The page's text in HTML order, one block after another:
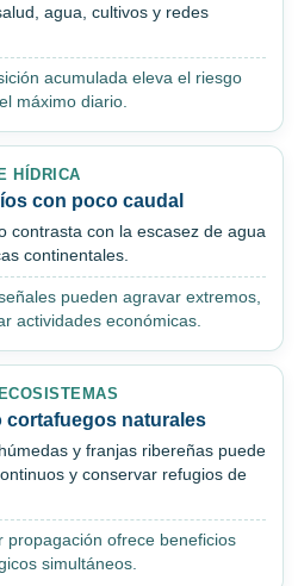
agua, cultivos y redes
acumulada eleva el riesgo
máximo diario.
HÍDRICA
con poco caudal
contrasta con la escasez de agua
continentales.
pueden agravar extremos,
actividades económicas.
cortafuegos naturales
y franjas ribereñas puede
y conservar refugios de
propagación ofrece beneficios
simultáneos.